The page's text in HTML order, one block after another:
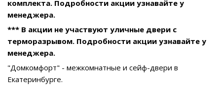
комплекта. Подробности акции узнавайте у
менеджера.
*** В акции не участвуют уличные двери с
терморазрывом. Подробности акции узнавайте у
менеджера.
"Домкомфорт" - межкомнатные и сейф-двери в
Екатеринбурге.